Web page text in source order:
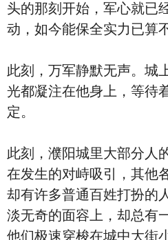
头的那刻开始，军心就已
动，如今能保全实力已算
此刻，万军静默无声。城
光都凝注在他身上，等待
定。
此刻，濮阳城里大部分人
在发生的对峙吸引，其他
却有许多普通百姓打扮的
淡无奇的面容上，却总有
他们极速穿梭在城中大街